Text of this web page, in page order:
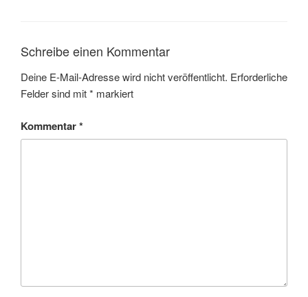
Schreibe einen Kommentar
Deine E-Mail-Adresse wird nicht veröffentlicht. Erforderliche
Felder sind mit* markiert
Kommentar*